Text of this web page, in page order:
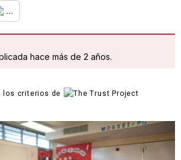
...
hace más de 2 años.
los criterios de